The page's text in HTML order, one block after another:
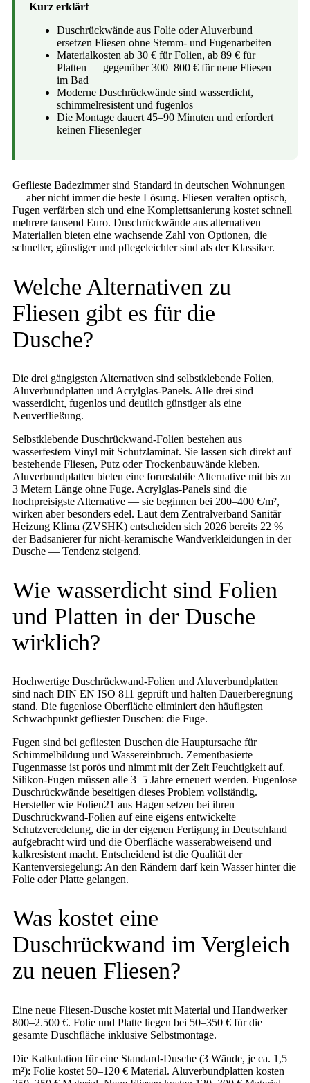
Kurz erklärt
Duschrückwände aus Folie oder Aluverbund
ersetzen Fliesen ohne Stemm- und Fugenarbeiten
Materialkosten ab 30 € für Folien, ab 89 € für
Platten — gegenüber 300–800 € für neue Fliesen
im Bad
Moderne Duschrückwände sind wasserdicht,
schimmelresistent und fugenlos
Die Montage dauert 45–90 Minuten und erfordert
keinen Fliesenleger
Geflieste Badezimmer sind Standard in deutschen Wohnungen
— aber nicht immer die beste Lösung. Fliesen veralten optisch,
Fugen verfärben sich und eine Komplettsanierung kostet schnell
mehrere tausend Euro. Duschrückwände aus alternativen
Materialien bieten eine wachsende Zahl von Optionen, die
schneller, günstiger und pflegeleichter sind als der Klassiker.
Welche Alternativen zu
Fliesen gibt es für die
Dusche?
Die drei gängigsten Alternativen sind selbstklebende Folien,
Aluverbundplatten und Acrylglas-Panels. Alle drei sind
wasserdicht, fugenlos und deutlich günstiger als eine
Neuverfließung.
Selbstklebende Duschrückwand-Folien bestehen aus
wasserfestem Vinyl mit Schutzlaminat. Sie lassen sich direkt auf
bestehende Fliesen, Putz oder Trockenbauwände kleben.
Aluverbundplatten bieten eine formstabile Alternative mit bis zu
3 Metern Länge ohne Fuge. Acrylglas-Panels sind die
hochpreisigste Alternative — sie beginnen bei 200–400 €/m²,
wirken aber besonders edel. Laut dem Zentralverband Sanitär
Heizung Klima (ZVSHK) entscheiden sich 2026 bereits 22 %
der Badsanierer für nicht-keramische Wandverkleidungen in der
Dusche — Tendenz steigend.
Wie wasserdicht sind Folien
und Platten in der Dusche
wirklich?
Hochwertige Duschrückwand-Folien und Aluverbundplatten
sind nach DIN EN ISO 811 geprüft und halten Dauerberegnung
stand. Die fugenlose Oberfläche eliminiert den häufigsten
Schwachpunkt gefliester Duschen: die Fuge.
Fugen sind bei gefliesten Duschen die Hauptursache für
Schimmelbildung und Wassereinbruch. Zementbasierte
Fugenmasse ist porös und nimmt mit der Zeit Feuchtigkeit auf.
Silikon-Fugen müssen alle 3–5 Jahre erneuert werden. Fugenlose
Duschrückwände beseitigen dieses Problem vollständig.
Hersteller wie Folien21 aus Hagen setzen bei ihren
Duschrückwand-Folien auf eine eigens entwickelte
Schutzveredelung, die in der eigenen Fertigung in Deutschland
aufgebracht wird und die Oberfläche wasserabweisend und
kalkresistent macht. Entscheidend ist die Qualität der
Kantenversiegelung: An den Rändern darf kein Wasser hinter die
Folie oder Platte gelangen.
Was kostet eine
Duschrückwand im Vergleich
zu neuen Fliesen?
Eine neue Fliesen-Dusche kostet mit Material und Handwerker
800–2.500 €. Folie und Platte liegen bei 50–350 € für die
gesamte Duschfläche inklusive Selbstmontage.
Die Kalkulation für eine Standard-Dusche (3 Wände, je ca. 1,5
m²): Folie kostet 50–120 € Material. Aluverbundplatten kosten